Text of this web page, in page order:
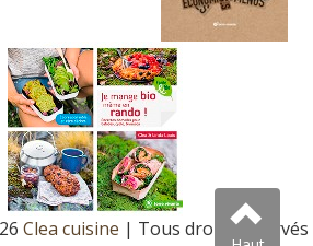
Clea cuisine | Tous droits réservés